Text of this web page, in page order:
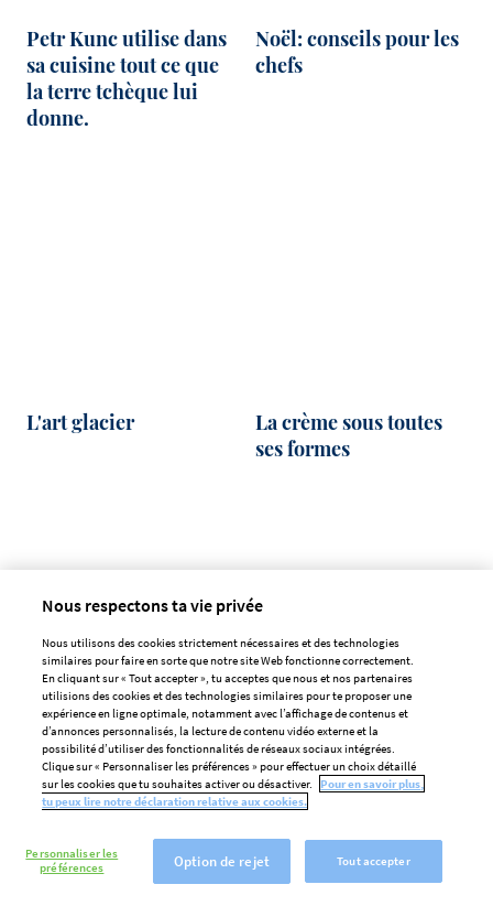
Petr Kunc utilise dans
sa cuisine tout ce que
la terre tchèque lui
donne.
Noël: conseils pour les
chefs
L'art glacier
La crème sous toutes
ses formes
Techniques de
dressage pour crème
fraîche glaçages
Parfait Debic en pots :
Apportez une valeur
ajoutée aux crèmes
Nous respectons ta vie privée
Nous utilisons des cookies strictement nécessaires et des technologies
similaires pour faire en sorte que notre site Web fonctionne correctement.
En cliquant sur « Tout accepter », tu acceptes que nous et nos partenaires
utilisions des cookies et des technologies similaires pour te proposer une
expérience en ligne optimale, notamment avec l’affichage de contenus et
d’annonces personnalisés, la lecture de contenu vidéo externe et la
possibilité d’utiliser des fonctionnalités de réseaux sociaux intégrées.
Clique sur « Personnaliser les préférences » pour effectuer un choix détaillé
sur les cookies que tu souhaites activer ou désactiver.
Pour en savoir plus,
tu peux lire notre déclaration relative aux cookies.
Personnaliser les
préférences
Option de rejet Tout accepter